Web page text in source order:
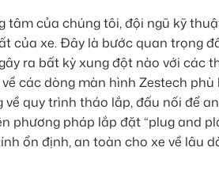
của chúng tôi, đội ngũ kỹ
của xe. Đây là bước quan trọng
ra bất kỳ xung đột nào với các
các dòng màn hình Zestech
quy trình tháo lắp, đấu nối để
phương pháp lắp đặt “plug and
ổn định, an toàn cho xe về lâu